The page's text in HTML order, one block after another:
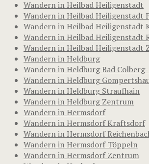
Wandern in Heilbad Heiligenstadt
Wandern in Heilbad Heiligenstadt
Wandern in Heilbad Heiligenstadt
Wandern in Heilbad Heiligenstadt
Wandern in Heilbad Heiligenstadt
Wandern in Heldburg
Wandern in Heldburg Bad
Wandern in Heldburg
Wandern in Heldburg Straufhain
Wandern in Heldburg Zentrum
Wandern in Hermsdorf
Wandern in Hermsdorf Kraftsdorf
Wandern in Hermsdorf
Wandern in Hermsdorf Töppeln
Wandern in Hermsdorf Zentrum